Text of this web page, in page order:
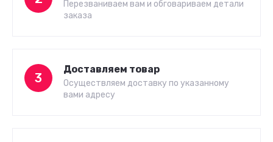
Перезваниваем вам и обговариваем детали
заказа
3
Доставляем товар
Осуществляем доставку по указанному
вами адресу